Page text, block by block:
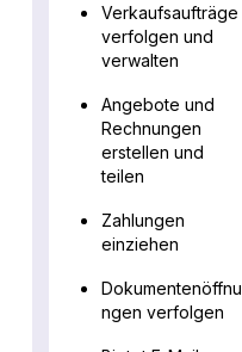
Verkaufsaufträge
verfolgen und
verwalten
Angebote und
Rechnungen
erstellen und
teilen
Zahlungen
einziehen
Dokumentenöffnu
ngen verfolgen